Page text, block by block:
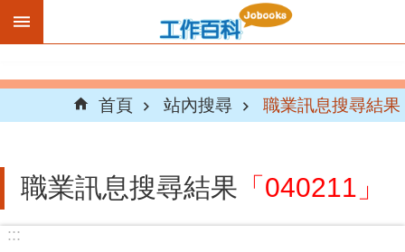
跳到主要內容區塊
首頁 站內搜尋 職業訊息搜尋結果
職業訊息搜尋結果 「040211」
:::